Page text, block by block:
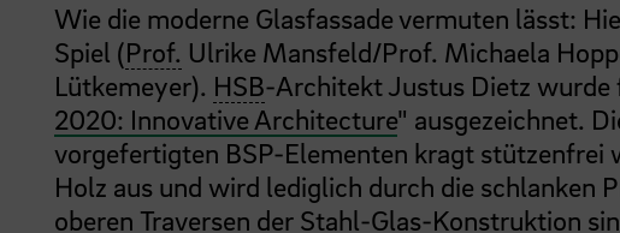
Wie die moderne Glasfassade vermuten lässt:
Spiel (Prof. Ulrike Mansfeld/Prof. Michaela
Lütkemeyer). HSB-Architekt Justus Dietz wurde
2020: Innovative Architecture" ausgezeichnet.
vorgefertigten BSP-Elementen kragt stützenfrei
Holz aus und wird lediglich durch die schlanken
oberen Traversen der Stahl-Glas-Konstruktion